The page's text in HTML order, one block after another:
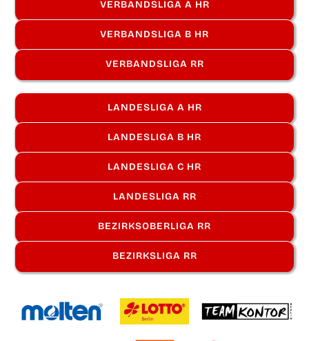
VER­BANDS­LI­GA A HR
VER­BANDS­LI­GA B HR
VER­BANDS­LI­GA RR
LAN­DES­LI­GA A HR
LAN­DES­LI­GA B HR
LAN­DES­LI­GA C HR
LAN­DES­LI­GA RR
BEZIRKS­OBER­LI­GA RR
BEZIRKS­LI­GA RR